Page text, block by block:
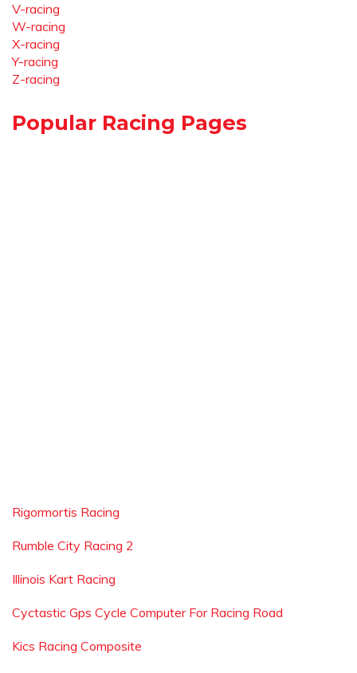
V-racing
W-racing
X-racing
Y-racing
Z-racing
Popular Racing Pages
Rigormortis Racing
Rumble City Racing 2
Illinois Kart Racing
Cyctastic Gps Cycle Computer For Racing Road
Kics Racing Composite